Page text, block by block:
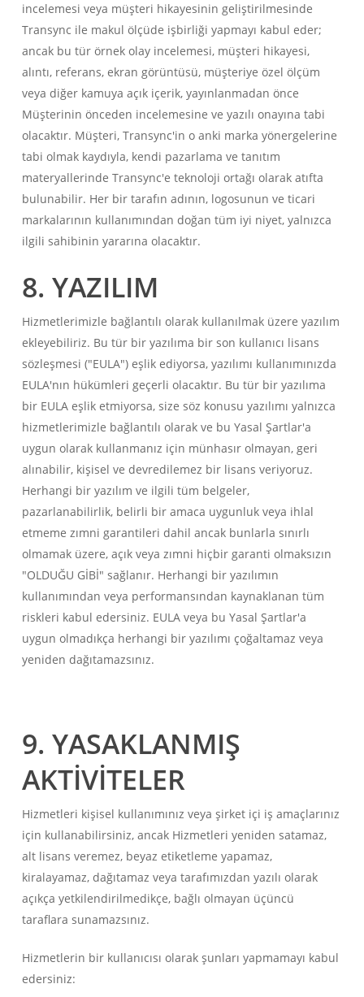
incelemesi veya müşteri hikayesinin geliştirilmesinde
Transync ile makul ölçüde işbirliği yapmayı kabul eder;
ancak bu tür örnek olay incelemesi, müşteri hikayesi,
alıntı, referans, ekran görüntüsü, müşteriye özel ölçüm
veya diğer kamuya açık içerik, yayınlanmadan önce
Müşterinin önceden incelemesine ve yazılı onayına tabi
olacaktır. Müşteri, Transync'in o anki marka yönergelerine
tabi olmak kaydıyla, kendi pazarlama ve tanıtım
materyallerinde Transync'e teknoloji ortağı olarak atıfta
bulunabilir. Her bir tarafın adının, logosunun ve ticari
markalarının kullanımından doğan tüm iyi niyet, yalnızca
ilgili sahibinin yararına olacaktır.
8. YAZILIM
Hizmetlerimizle bağlantılı olarak kullanılmak üzere yazılım
ekleyebiliriz. Bu tür bir yazılıma bir son kullanıcı lisans
sözleşmesi ("EULA") eşlik ediyorsa, yazılımı kullanımınızda
EULA'nın hükümleri geçerli olacaktır. Bu tür bir yazılıma
bir EULA eşlik etmiyorsa, size söz konusu yazılımı yalnızca
hizmetlerimizle bağlantılı olarak ve bu Yasal Şartlar'a
uygun olarak kullanmanız için münhasır olmayan, geri
alınabilir, kişisel ve devredilemez bir lisans veriyoruz.
Herhangi bir yazılım ve ilgili tüm belgeler,
pazarlanabilirlik, belirli bir amaca uygunluk veya ihlal
etmeme zımni garantileri dahil ancak bunlarla sınırlı
olmamak üzere, açık veya zımni hiçbir garanti olmaksızın
"OLDUĞU GİBİ" sağlanır. Herhangi bir yazılımın
kullanımından veya performansından kaynaklanan tüm
riskleri kabul edersiniz. EULA veya bu Yasal Şartlar'a
uygun olmadıkça herhangi bir yazılımı çoğaltamaz veya
yeniden dağıtamazsınız.
9. YASAKLANMIŞ
AKTİVİTELER
Hizmetleri kişisel kullanımınız veya şirket içi iş amaçlarınız
için kullanabilirsiniz, ancak Hizmetleri yeniden satamaz,
alt lisans veremez, beyaz etiketleme yapamaz,
kiralayamaz, dağıtamaz veya tarafımızdan yazılı olarak
açıkça yetkilendirilmedikçe, bağlı olmayan üçüncü
taraflara sunamazsınız.
Hizmetlerin bir kullanıcısı olarak şunları yapmamayı kabul
edersiniz: